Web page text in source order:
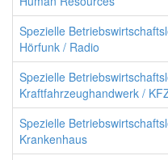
Spezielle
Hörfunk / Radio
Spezielle
Kraftfahrzeughandwerk /
Spezielle
Krankenhaus